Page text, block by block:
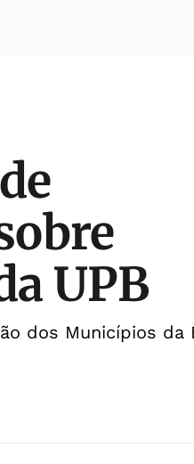
UPB
dos Municípios da